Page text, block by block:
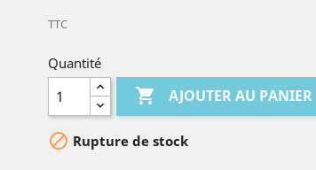
TTC
Quantité
 AJOUTER AU PANIER
 Rupture de stock